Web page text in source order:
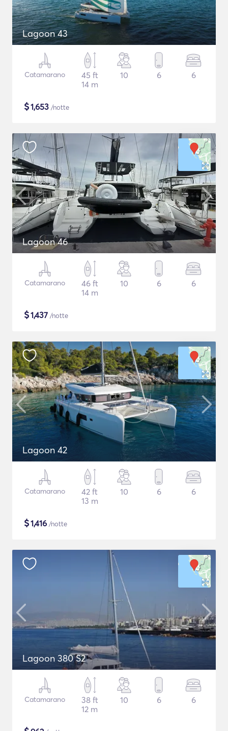
Lagoon 43
Catamarano
45 ft
14 m
10 6 6
$1,653 /notte
Lagoon 46
Catamarano
46 ft
14 m
10 6 6
$1,437 /notte
Lagoon 42
Catamarano
42 ft
13 m
10 6 6
$1,416 /notte
Lagoon 380 S2
Catamarano
38 ft
12 m
10 6 6